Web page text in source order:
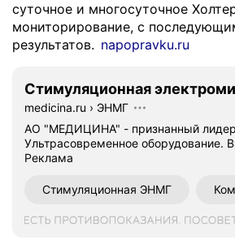
суточное и многосуточное
мониторирование, с
результатов. napopravku.ru
Стимуляционная
medicina.ru › ЭНМГ
АО "МЕДИЦИНА" - признанный
Ультрасовременное оборудование.
Реклама
Стимуляционная ЭНМГ